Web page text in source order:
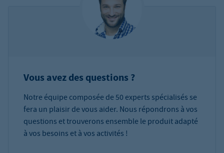
Vous avez des questions ?
Notre équipe composée de 50 experts spécialisés se
fera un plaisir de vous aider. Nous répondrons à vos
questions et trouverons ensemble le produit adapté
à vos besoins et à vos activités !